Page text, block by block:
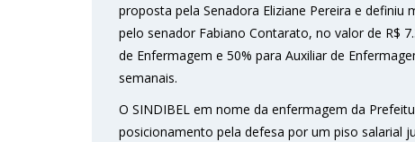
proposta pela Senadora Eliziane Pereira e
pelo senador Fabiano Contarato, no valor de R$
de Enfermagem e 50% para Auxiliar de
semanais.
O SINDIBEL em nome da enfermagem da
posicionamento pela defesa por um piso salarial